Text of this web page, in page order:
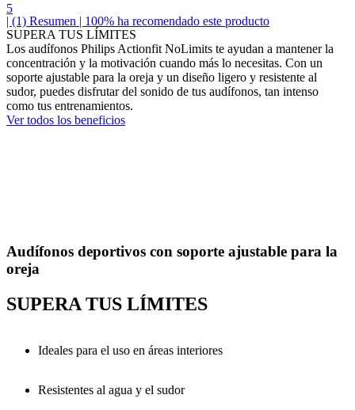
5
| (1) Resumen | 100% ha recomendado este producto
SUPERA TUS LÍMITES
Los audífonos Philips Actionfit NoLimits te ayudan a mantener la
concentración y la motivación cuando más lo necesitas. Con un
soporte ajustable para la oreja y un diseño ligero y resistente al
sudor, puedes disfrutar del sonido de tus audífonos, tan intenso
como tus entrenamientos.
Ver todos los beneficios
Audífonos deportivos con soporte ajustable para la
oreja
SUPERA TUS LÍMITES
Ideales para el uso en áreas interiores
Resistentes al agua y el sudor